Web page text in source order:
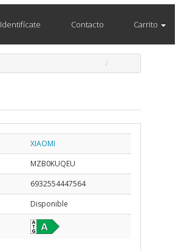
Identifícate Contacto Carrito
XIAOMI
MZB0KUQEU
6932554447564
Disponible